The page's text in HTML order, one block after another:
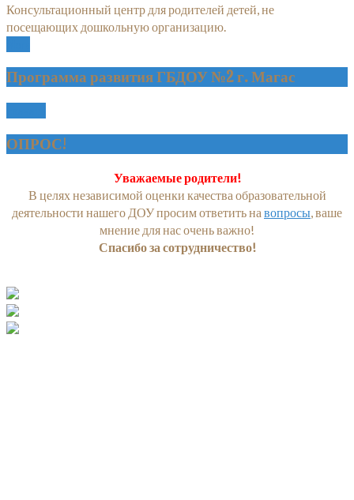
Консультационный центр для родителей детей, не
посещающих дошкольную организацию.
Программа развития ГБДОУ №2 г. Магас
ОПРОС!
Уважаемые родители!
В целях независимой оценки качества образовательной
деятельности нашего ДОУ просим ответить на вопросы , ваше
мнение для нас очень важно!
Спасибо за сотрудничество!